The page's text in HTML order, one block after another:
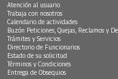
Atención al usuario
Trabaja con nosotros
Calendario de actividades
Buzón Peticiones, Quejas, Reclamos y
Trámites y Servicios
Directorio de Funcionarios
Estado de su solicitud
Términos y Condiciones
Entrega de Obsequios